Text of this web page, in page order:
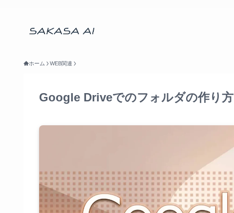
ホーム WEB関連
Google Driveでのフォルダの作り方